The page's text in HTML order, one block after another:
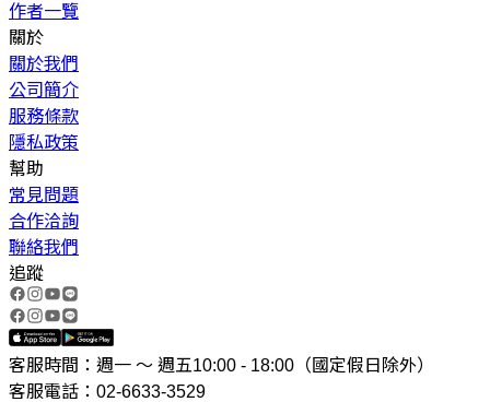
作者一覽
關於
關於我們
公司簡介
服務條款
隱私政策
幫助
常見問題
合作洽詢
聯絡我們
追蹤
客服時間：週一 ～ 週五10:00 - 18:00（國定假日除外）
客服電話：02-6633-3529